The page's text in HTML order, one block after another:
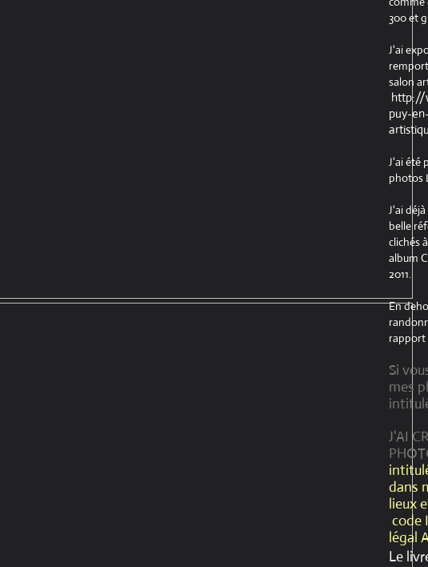
300 et
J'ai
salon
http://
puy-
J'ai été
photos
J'ai
belle
clichés
album
2011.
En
rapport
Si
mes
J'AI
dans
lieux
code
légal
Le